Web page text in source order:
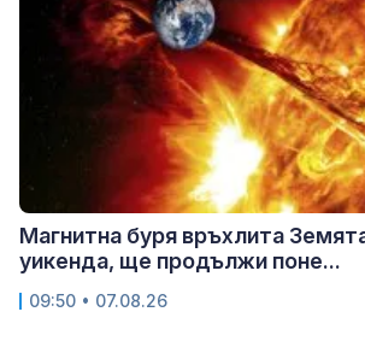
Магнитна буря връхлита
уикенда, ще продължи поне...
09:50 • 07.08.26